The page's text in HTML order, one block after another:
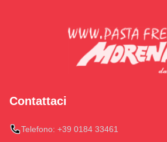
Contattaci
Telefono: +39 0184 33461